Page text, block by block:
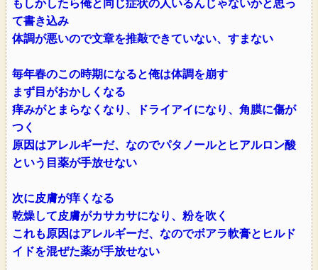
もしかしたら俺と同じ症状の人いるんじゃないかと思っ
て書き込み
体調が悪いので文章を推敲できていない、すまない
毎年春のこの時期になると俺は体調を崩す
まず目がおかしくなる
痒みがとまらなくなり、ドライアイになり、角膜に傷が
つく
原因はアレルギーだ、なのでパタノールとヒアルロン酸
という目薬が手放せない
次に皮膚が痒くなる
乾燥して皮膚がカサカサになり、粉を吹く
これも原因はアレルギーだ、なのでボアラ軟膏とヒルド
イドを混ぜた薬が手放せない